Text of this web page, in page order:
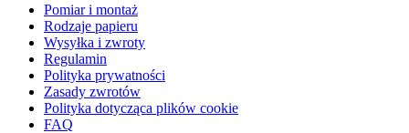
Pomiar i montaż
Rodzaje papieru
Wysyłka i zwroty
Regulamin
Polityka prywatności
Zasady zwrotów
Polityka dotycząca plików cookie
FAQ